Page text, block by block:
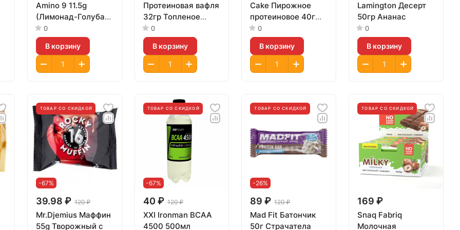
Amino 9 11.5g
(Лимонад-Голубая
малина)
0
В корзину
Протеиновая вафля
32гр Топленое
молоко
0
В корзину
Cake Пирожное
протеиновое 40г
Тирамису амаретто
0
В корзину
Lamington Десерт
50гр Ананас
0
В корзину
ТОВАР СО СКИДКОЙ
-67%
39.98 ₽ 120 ₽
Mr.Djemius Маффин
55g Творожный с
ТОВАР СО СКИДКОЙ
-67%
40 ₽ 120 ₽
XXI Ironman BCAA
4500 500мл
ТОВАР СО СКИДКОЙ
-26%
89 ₽ 120 ₽
Mad Fit Батончик
50г Страчатела
ТОВАР СО СКИДКОЙ
169 ₽
Snaq Fabriq
Молочная